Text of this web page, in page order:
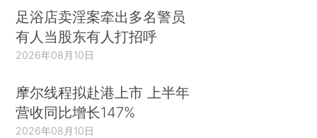
足浴店卖淫案牵出多名警员
有人当股东有人打招呼
2026年08月10日
摩尔线程拟赴港上市 上半年
营收同比增长147%
2026年08月10日